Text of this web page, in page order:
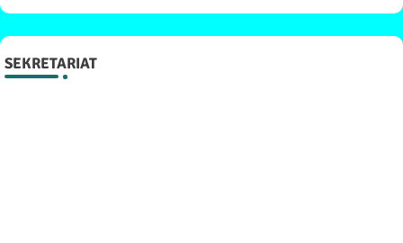
SEKRETARIAT